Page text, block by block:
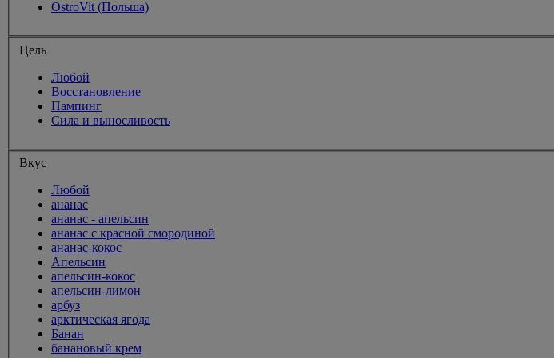
OstroVit (Польша)
Цель
Любой
Восстановление
Пампинг
Сила и выносливость
Вкус
Любой
ананас
ананас - апельсин
ананас с красной смородиной
ананас-кокос
Апельсин
апельсин-кокос
апельсин-лимон
арбуз
арктическая ягода
Банан
банановый крем